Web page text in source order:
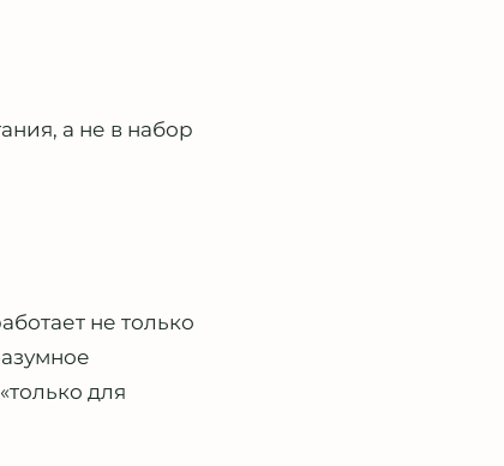
а не в набор
не только
для